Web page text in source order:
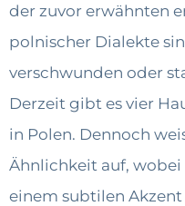
der zuvor erwähnten
polnischer Dialekte
verschwunden oder
Derzeit gibt es vier
in Polen. Dennoch
Ähnlichkeit auf,
einem subtilen